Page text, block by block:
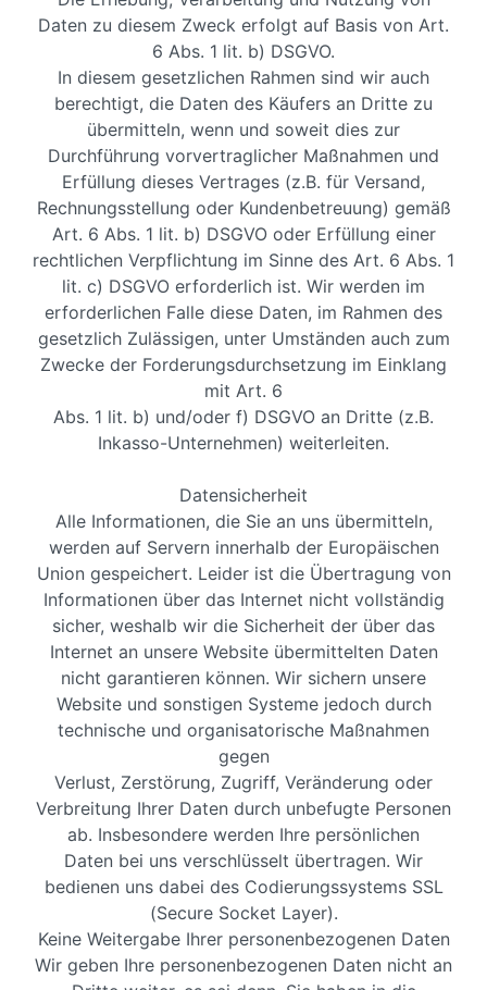
Daten zu diesem Zweck erfolgt auf Basis von Art.
6 Abs. 1 lit. b) DSGVO.
In diesem gesetzlichen Rahmen sind wir auch
berechtigt, die Daten des Käufers an Dritte zu
übermitteln, wenn und soweit dies zur
Durchführung vorvertraglicher Maßnahmen und
Erfüllung dieses Vertrages (z.B. für Versand,
Rechnungsstellung oder Kundenbetreuung) gemäß
Art. 6 Abs. 1 lit. b) DSGVO oder Erfüllung einer
rechtlichen Verpflichtung im Sinne des Art. 6 Abs. 1
lit. c) DSGVO erforderlich ist. Wir werden im
erforderlichen Falle diese Daten, im Rahmen des
gesetzlich Zulässigen, unter Umständen auch zum
Zwecke der Forderungsdurchsetzung im Einklang
mit Art. 6
Abs. 1 lit. b) und/oder f) DSGVO an Dritte (z.B.
Inkasso-Unternehmen) weiterleiten.
Datensicherheit
Alle Informationen, die Sie an uns übermitteln,
werden auf Servern innerhalb der Europäischen
Union gespeichert. Leider ist die Übertragung von
Informationen über das Internet nicht vollständig
sicher, weshalb wir die Sicherheit der über das
Internet an unsere Website übermittelten Daten
nicht garantieren können. Wir sichern unsere
Website und sonstigen Systeme jedoch durch
technische und organisatorische Maßnahmen
gegen
Verlust, Zerstörung, Zugriff, Veränderung oder
Verbreitung Ihrer Daten durch unbefugte Personen
ab. Insbesondere werden Ihre persönlichen
Daten bei uns verschlüsselt übertragen. Wir
bedienen uns dabei des Codierungssystems SSL
(Secure Socket Layer).
Keine Weitergabe Ihrer personenbezogenen Daten
Wir geben Ihre personenbezogenen Daten nicht an